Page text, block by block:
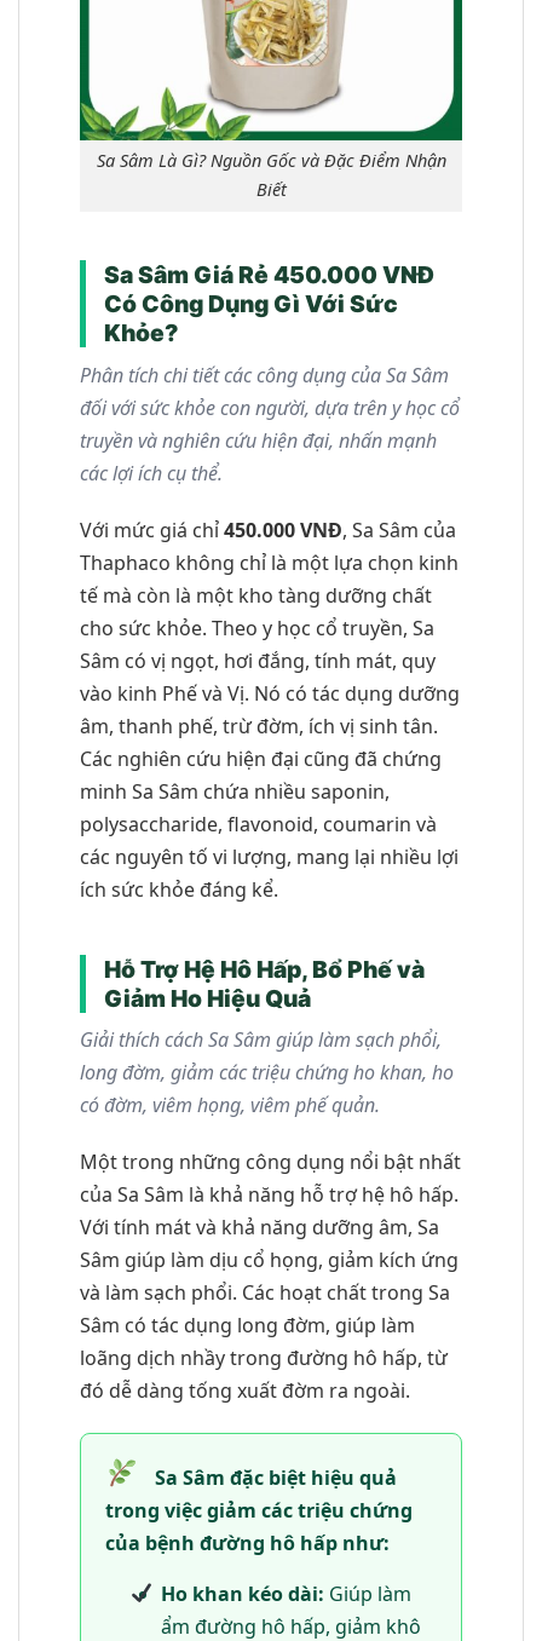
Sa Sâm Là Gì? Nguồn Gốc và Đặc Điểm Nhận
Biết
Sa Sâm Giá Rẻ 450.000 VNĐ
Có Công Dụng Gì Với Sức
Khỏe?
Phân tích chi tiết các công dụng của Sa Sâm
đối với sức khỏe con người, dựa trên y học cổ
truyền và nghiên cứu hiện đại, nhấn mạnh
các lợi ích cụ thể.
Với mức giá chỉ450.000 VNĐ, Sa Sâm của
Thaphaco không chỉ là một lựa chọn kinh
tế mà còn là một kho tàng dưỡng chất
cho sức khỏe. Theo y học cổ truyền, Sa
Sâm có vị ngọt, hơi đắng, tính mát, quy
vào kinh Phế và Vị. Nó có tác dụng dưỡng
âm, thanh phế, trừ đờm, ích vị sinh tân.
Các nghiên cứu hiện đại cũng đã chứng
minh Sa Sâm chứa nhiều saponin,
polysaccharide, flavonoid, coumarin và
các nguyên tố vi lượng, mang lại nhiều lợi
ích sức khỏe đáng kể.
Hỗ Trợ Hệ Hô Hấp, Bổ Phế và
Giảm Ho Hiệu Quả
Giải thích cách Sa Sâm giúp làm sạch phổi,
long đờm, giảm các triệu chứng ho khan, ho
có đờm, viêm họng, viêm phế quản.
Một trong những công dụng nổi bật nhất
của Sa Sâm là khả năng hỗ trợ hệ hô hấp.
Với tính mát và khả năng dưỡng âm, Sa
Sâm giúp làm dịu cổ họng, giảm kích ứng
và làm sạch phổi. Các hoạt chất trong Sa
Sâm có tác dụng long đờm, giúp làm
loãng dịch nhầy trong đường hô hấp, từ
đó dễ dàng tống xuất đờm ra ngoài.
Sa Sâm đặc biệt hiệu quả
trong việc giảm các triệu chứng
của bệnh đường hô hấp như:
Ho khan kéo dài: Giúp làm
ẩm đường hô hấp, giảm khô